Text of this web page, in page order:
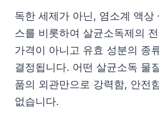
독한 세제가 아닌, 염소계 액상
스를 비롯하여 살균소독제의
가격이 아니고 유효 성분의 종
결정됩니다. 어떤 살균소독 물
품의 외관만으로 강력함, 안전
없습니다.